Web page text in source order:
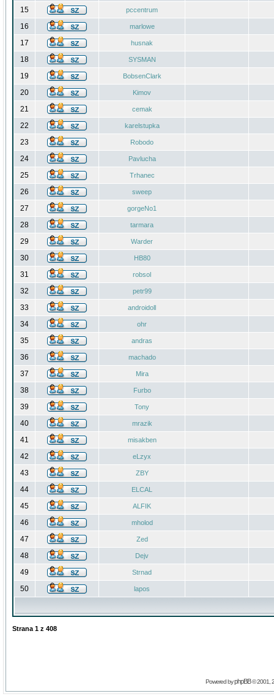
15 pccentrum
16 marlowe
17 husnak
18 SYSMAN
19 BobsenClark
20 Kimov
21 cemak
22 karelstupka
23 Robodo
24 Pavlucha
25 Trhanec
26 sweep
27 gorgeNo1
28 tarmara
29 Warder
30 HB80
31 robsol
32 petr99
33 androidoll
34 ohr
35 andras
36 machado
37 Mira
38 Furbo
39 Tony
40 mrazik
41 misakben
42 eLzyx
43 ZBY
44 ELCAL
45 ALFIK
46 mholod
47 Zed
48 Dejv
49 Strnad
50 lapos
Strana 1 z 408
Powered byphpBB© 2001,